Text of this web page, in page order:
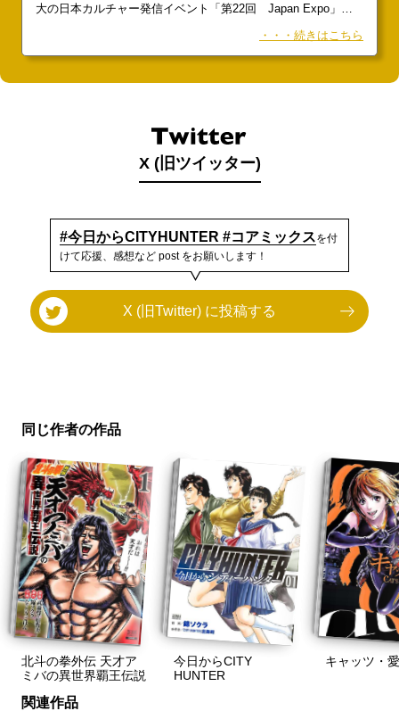
大の日本カルチャー発信イベント「第22回 Japan Expo」を
ストとして登壇し、トークショーやサイン会を行う予
・・・続きはこちら
X (旧ツイッター)
#今日からCITYHUNTER #コアミックスを付
けて応援、感想など post をお願いします！
X (旧Twitter) に投稿する
同じ作者の作品
北斗の拳外伝 天才ア
ミバの異世界覇王伝説
今日からCITY
HUNTER
キャッツ・
関連作品